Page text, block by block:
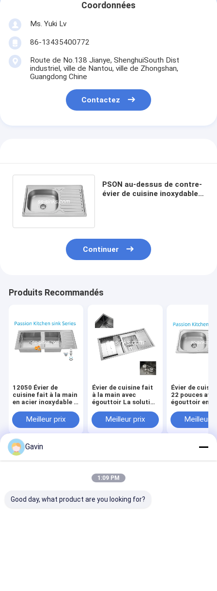
Coordonnées
Ms. Yuki Lv
86-13435400772
Route de No.138 Jianye, ShenghuiSouth Dist
industriel, ville de Nantou, ville de Zhongshan,
Guangdong Chine
Contactez
PSON au-dessus de contre-
évier de cuisine inoxydable
Continuer
Produits Recommandés
12050 Évier de
cuisine fait à la main
en acier inoxydable à
égouttoirMeilleur prix
Évier de cuisine fait
à la main avec
égouttoir La solution
sol de salle de bain
Meilleur prix
Évier de
22 pouces
égouttoir en
chrome/nickel
accessoires :
Meilleur
nous
nous
Site
Plan du site
Privacy Policy
CO.,LTD. All Rights Reserved.
Gavin
1:09 PM
Good day, what product are you looking for?